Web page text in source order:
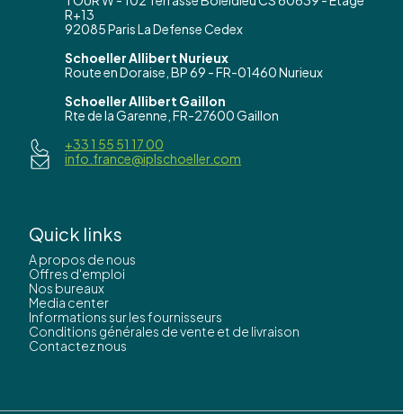
R+13
92085 Paris La Defense Cedex
Schoeller Allibert Nurieux
Route en Doraise, BP 69 - FR-01460 Nurieux
Schoeller Allibert Gaillon
Rte de la Garenne, FR-27600 Gaillon
+33 1 55 51 17 00
info.france@iplschoeller.com
Quick links
A propos de nous
Offres d'emploi
Nos bureaux
Media center
Informations sur les fournisseurs
Conditions générales de vente et de livraison
Contactez nous